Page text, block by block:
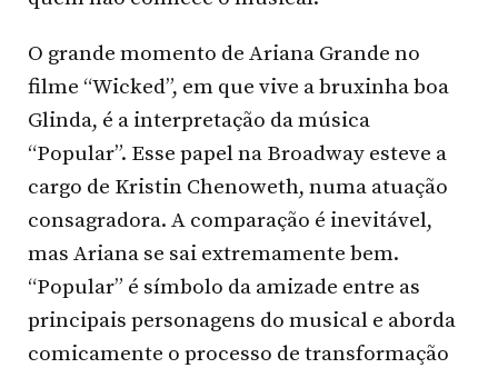
O grande momento de Ariana Grande no
filme “Wicked”, em que vive a bruxinha boa
Glinda, é a interpretação da música
“Popular”. Esse papel na Broadway esteve a
cargo de Kristin Chenoweth, numa atuação
consagradora. A comparação é inevitável,
mas Ariana se sai extremamente bem.
“Popular” é símbolo da amizade entre as
principais personagens do musical e aborda
comicamente o processo de transformação